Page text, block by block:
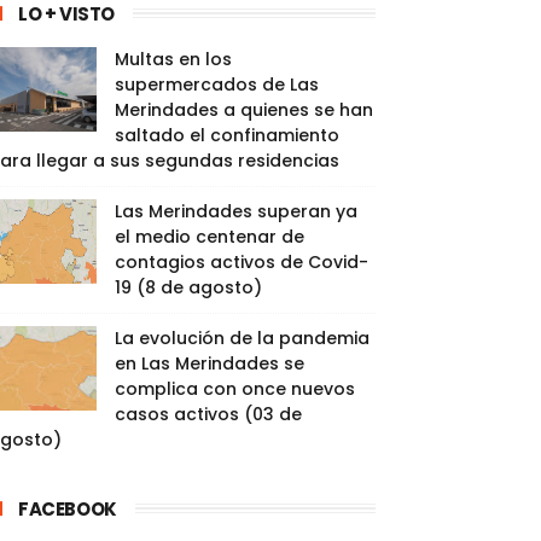
LO + VISTO
Multas en los
supermercados de Las
Merindades a quienes se han
saltado el confinamiento
llegar a sus segundas residencias
Las Merindades superan ya
el medio centenar de
contagios activos de Covid-
19 (8 de agosto)
La evolución de la pandemia
en Las Merindades se
complica con once nuevos
casos activos (03 de
FACEBOOK